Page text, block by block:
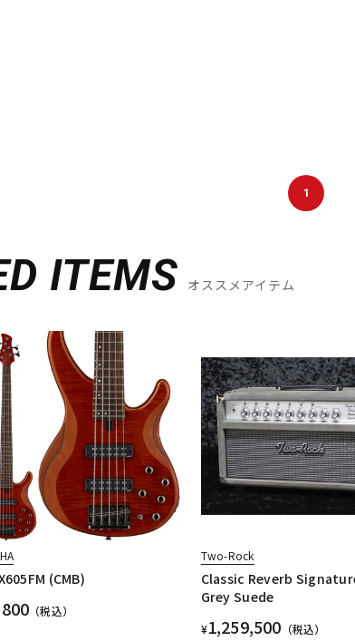
1
ITEMS オススメアイテム
(CMB)
（税込）
Two-Rock
Classic Reverb
Grey Suede
¥1,259,500 （税込）